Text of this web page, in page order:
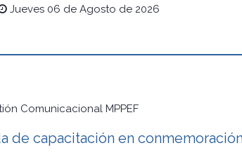
Jueves 06 de Agosto de 2026
Comunicacional MPPEF
de capacitación en